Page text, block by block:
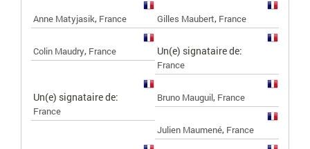
Anne Matyjasik, France Gilles Maubert, France
Colin Maudry, France Un(e) signataire de:
France
Un(e) signataire de:
France
Bruno Mauguil, France
Julien Maumené, France